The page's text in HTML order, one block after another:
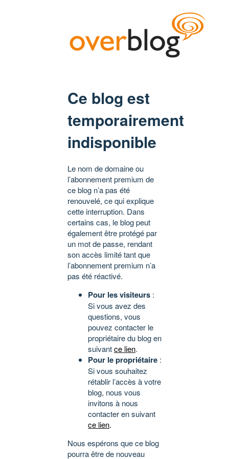
Ce blog est
temporairement
indisponible
Le nom de domaine ou
l’abonnement premium de
ce blog n’a pas été
renouvelé, ce qui explique
cette interruption. Dans
certains cas, le blog peut
également être protégé par
un mot de passe, rendant
son accès limité tant que
l’abonnement premium n’a
pas été réactivé.
Pour les visiteurs :
Si vous avez des
questions, vous
pouvez contacter le
propriétaire du blog en
suivantce lien.
Pour le propriétaire :
Si vous souhaitez
rétablir l’accès à votre
blog, nous vous
invitons à nous
contacter en suivant
ce lien.
Nous espérons que ce blog
pourra être de nouveau